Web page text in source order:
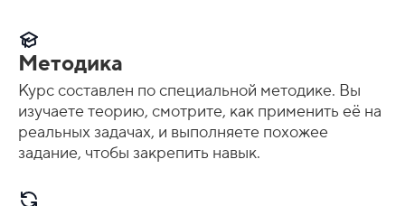
Методика
Курс составлен по специальной методике. Вы
изучаете теорию, смотрите, как применить её на
реальных задачах, и выполняете похожее
задание, чтобы закрепить навык.